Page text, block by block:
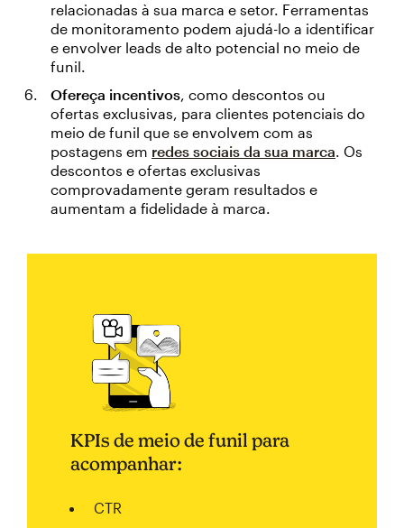
relacionadas à sua marca e setor. Ferramentas
de monitoramento podem ajudá-lo a identificar
e envolver leads de alto potencial no meio de
funil.
Ofereça incentivos, como descontos ou
ofertas exclusivas, para clientes potenciais do
meio de funil que se envolvem com as
postagens em redes sociais da sua marca. Os
descontos e ofertas exclusivas
comprovadamente geram resultados e
aumentam a fidelidade à marca.
KPIs de meio de funil para
acompanhar:
CTR